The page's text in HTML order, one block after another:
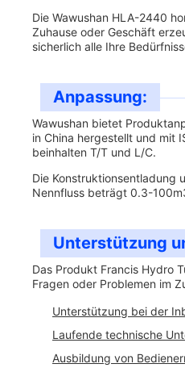
Die Wawushan HLA-2440
Zuhause oder Geschäft
sicherlich alle Ihre
Anpassung:
Wawushan bietet
in China hergestellt und mit
beinhalten T/T und L/C.
Die Konstruktionsentladung
Nennfluss beträgt 0.3-
Unterstützung
Das Produkt Francis Hydro
Fragen oder Problemen im
Unterstützung bei der
Laufende technische
Ausbildung von